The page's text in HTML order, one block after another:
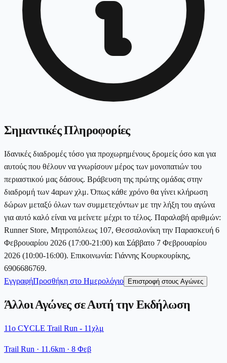
Σημαντικές Πληροφορίες
Ιδανικές διαδρομές τόσο για προχωρημένους δρομείς όσο και για
αυτούς που θέλουν να γνωρίσουν μέρος των μονοπατιών του
περιαστικού μας δάσους. Βράβευση της πρώτης ομάδας στην
διαδρομή των 4αρων χλμ. Όπως κάθε χρόνο θα γίνει κλήρωση
δώρων μεταξύ όλων των συμμετεχόντων με την λήξη του αγώνα
για αυτό καλό είναι να μείνετε μέχρι το τέλος. Παραλαβή αριθμών:
Runner Store, Μητροπόλεως 107, Θεσσαλονίκη την Παρασκευή 6
Φεβρουαρίου 2026 (17:00-21:00) και Σάββατο 7 Φεβρουαρίου
2026 (10:00-16:00). Επικοινωνία: Γιάννης Κουρκουρίκης,
6906686769.
ΕγγραφήΠροσθήκη στο Ημερολόγιο Επιστροφή στους Αγώνες
Άλλοι Αγώνες σε Αυτή την Εκδήλωση
11ο CYCLE Trail Run - 11χλμ
Trail Run · 11.6km · 8 Φεβ